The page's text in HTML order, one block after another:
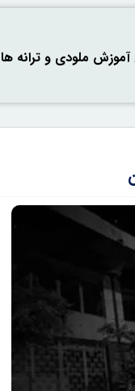
ملودی و ترانه‌ ها